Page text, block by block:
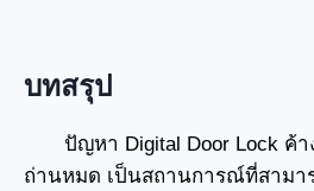
บทสรุป
ปัญหา Digital Door Lock ค้
ถ่านหมด เป็นสถานการณ์ที่สามา